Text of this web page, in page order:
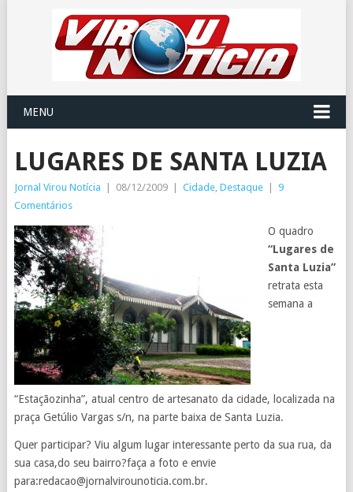
MENU
LUGARES DE SANTA LUZIA
Jornal Virou Notícia 08/12/2009 Cidade, Destaque
9
Comentários
O quadro
“Lugares de
Santa Luzia”
retrata esta
semana a
“Estaçãozinha”, atual centro de artesanato da cidade, localizada na
praça Getúlio Vargas s/n, na parte baixa de Santa Luzia.
Quer participar? Viu algum lugar interessante perto da sua rua, da
sua casa,do seu bairro?faça a foto e envie
para:redacao@jornalvirounoticia.com.br.